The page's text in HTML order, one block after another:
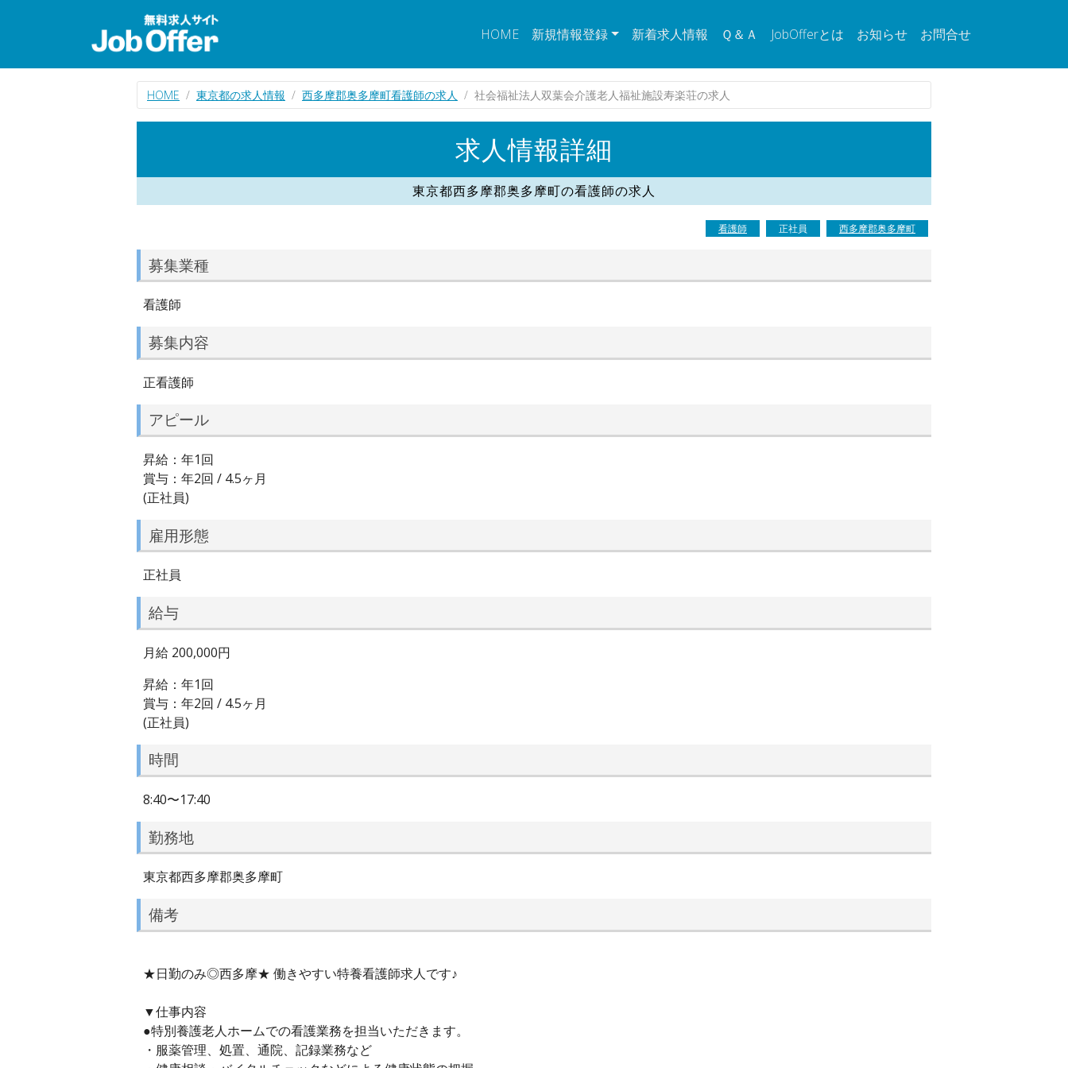
HOME 新規情報登録 新着求人情報 Ｑ＆Ａ JobOfferとは お知らせ お問合せ
HOME 東京都の求人情報 西多摩郡奥多摩町看護師の求人 社会福祉法人双葉会介護老人福祉施設寿楽荘の求人
求人情報詳細
東京都西多摩郡奥多摩町の看護師の求人
看護師 正社員 西多摩郡奥多摩町
募集業種
看護師
募集内容
正看護師
アピール
昇給：年1回
賞与：年2回 / 4.5ヶ月
(正社員)
雇用形態
正社員
給与
月給 200,000円
昇給：年1回
賞与：年2回 / 4.5ヶ月
(正社員)
時間
8:40〜17:40
勤務地
東京都西多摩郡奥多摩町
備考
★日勤のみ◎西多摩★ 働きやすい特養看護師求人です♪
▼仕事内容
●特別養護老人ホームでの看護業務を担当いただきます。
・服薬管理、処置、通院、記録業務など